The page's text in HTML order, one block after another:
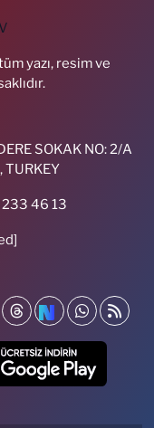
yazı, resim ve
SOKAK NO: 2/A
TURKEY
46 13